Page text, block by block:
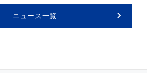
ニュース一覧